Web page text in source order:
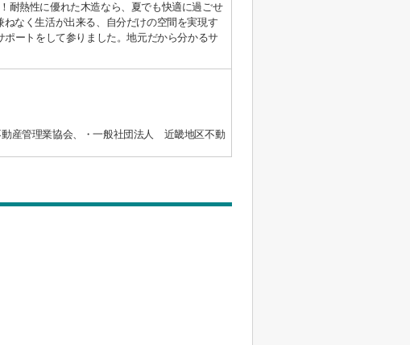
耐熱性に優れた木造なら、夏でも快適に過ごせ
なく生活が出来る、自分だけの空間を実現す
ートをして参りました。地元だから分かるサ
産管理業協会、・一般社団法人 近畿地区不動